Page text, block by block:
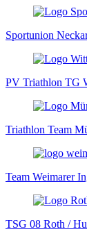
Sportunion
PV Triathlon TG
Triathlon Team
Team Weimarer
TSG 08 Roth /